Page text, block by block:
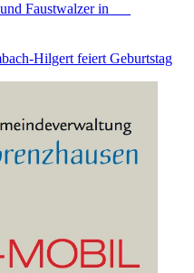
und Faustwalzer in
Hilgert feiert Geburtstag